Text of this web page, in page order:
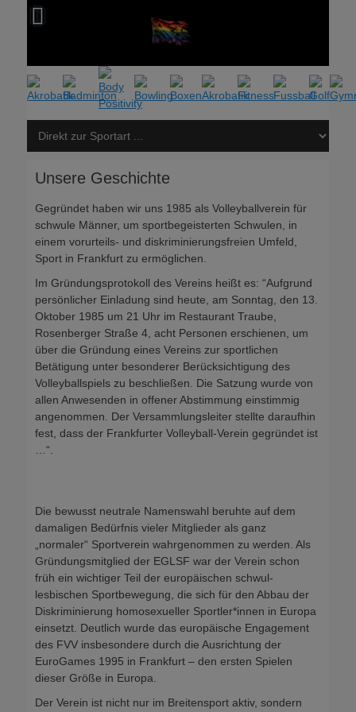
Unsere Geschichte
Gegründet haben wir uns 1985 als Volleyballverein für
schwule Männer, um sportbegeisterten Schwulen, in
einem vorurteils- und diskriminierungsfreien Umfeld,
Sport in Frankfurt zu ermöglichen.
Im Gründungsprotokoll des Vereins heißt es: “Aufgrund
persönlicher Einladung sind heute, am Sonntag, den 13.
Oktober 1985 um 21 Uhr im Restaurant Traube,
Rosenberger Straße 4, acht Personen erschienen, um
über die Gründung eines Vereins zur sportlichen
Betätigung unter besonderer Berücksichtigung des
Volleyballspiels zu beschließen. Die Satzung wurde von
allen Anwesenden in offener Abstimmung einstimmig
angenommen. Der Versammlungsleiter stellte daraufhin
fest, dass der Frankfurter Volleyball-Verein gegründet ist
…“.
Die bewusst neutrale Namenswahl beruhte auf dem
damaligen Bedürfnis vieler Mitglieder als ganz
„normaler“ Sportverein wahrgenommen zu werden. Als
Gründungsmitglied der EGLSF war der Verein schon
früh ein wichtiger Teil der europäischen schwul-
lesbischen Sportbewegung, die sich für den Abbau der
Diskriminierung homosexueller Sportler*innen in Europa
einsetzt. Deutlich wurde das europäische Engagement
des FVV insbesondere durch die Ausrichtung der
EuroGames 1995 in Frankfurt – den ersten Spielen
dieser Größe in Europa.
Der Verein ist nicht nur im Breitensport aktiv, sondern